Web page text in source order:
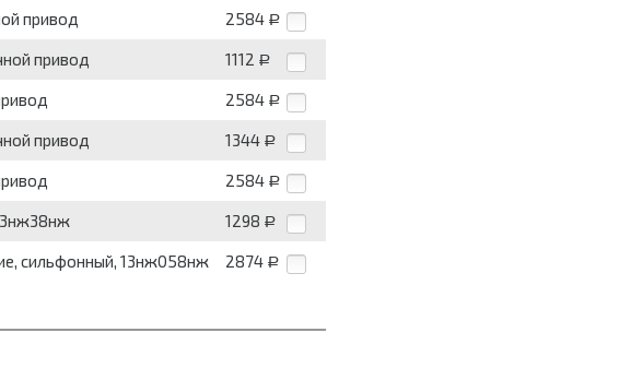
привод 2584 Р
привод 1112 Р
2584 Р
привод 1344 Р
2584 Р
1298 Р
сильфонный, 13нж058нж 2874 Р